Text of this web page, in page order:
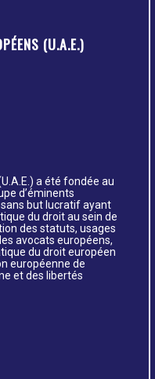
(U.A.E.)
a été fondée au
d’éminents
sans but lucratif ayant
du droit au sein de
des statuts, usages
avocats européens,
du droit européen
européenne de
et des libertés